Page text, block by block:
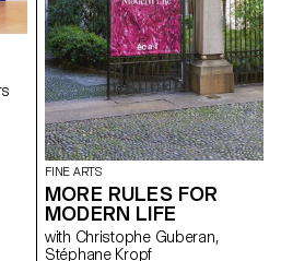
FINE ARTS
MORE RULES FOR
MODERN LIFE
with Christophe Guberan,
Stéphane Kropf